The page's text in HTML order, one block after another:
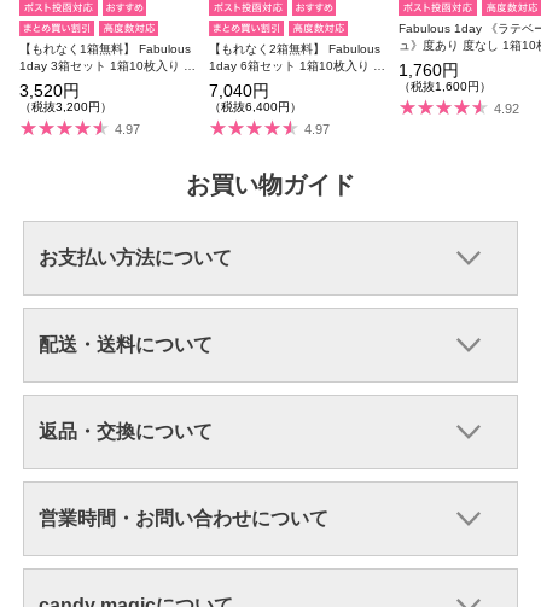
【もれなく1箱無料】 Fabulous
1day 3箱セット 1箱10枚入り 合
計30枚
3,520円
（税抜3,200円）
4.97
【もれなく2箱無料】 Fabulous
1day 6箱セット 1箱10枚入り 合
計60枚
7,040円
（税抜6,400円）
4.97
Fabulous 1day 《ラテベ
ュ》度あり 度なし 1箱10
1,760円
（税抜1,600円）
4.92
お買い物ガイド
お支払い方法について
配送・送料について
返品・交換について
営業時間・お問い合わせについて